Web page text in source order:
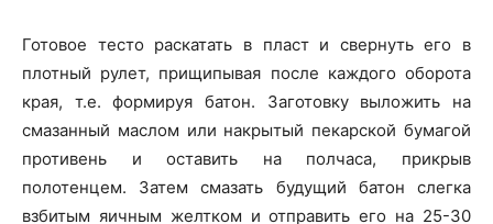
Готовое тесто раскатать в пласт и свернуть его в
плотный рулет, прищипывая после каждого оборота
края, т.е. формируя батон. Заготовку выложить на
смазанный маслом или накрытый пекарской бумагой
противень и оставить на полчаса, прикрыв
полотенцем. Затем смазать будущий батон слегка
взбитым яичным желтком и отправить его на 25-30